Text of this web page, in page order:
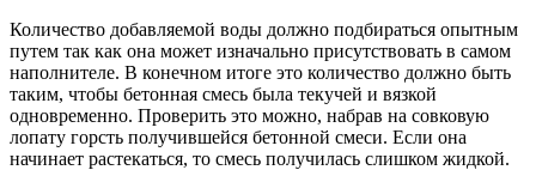
Количество добавляемой воды должно подбираться опытным
путем так как она может изначально присутствовать в самом
наполнителе. В конечном итоге это количество должно быть
таким, чтобы бетонная смесь была текучей и вязкой
одновременно. Проверить это можно, набрав на совковую
лопату горсть получившейся бетонной смеси. Если она
начинает растекаться, то смесь получилась слишком жидкой.